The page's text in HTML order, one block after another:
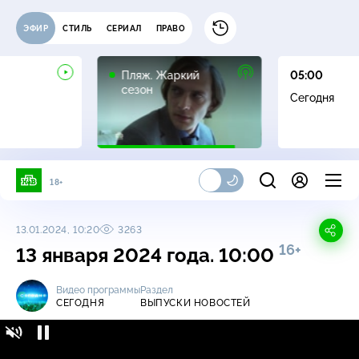
ЭФИР СТИЛЬ СЕРИАЛ ПРАВО
Пляж. Жаркий
сезон
16+
05:00
Сегодня
18+
13.01.2024, 10:20 3263
13 января 2024 года. 10:00 16+
Видео программы
СЕГОДНЯ
Раздел
ВЫПУСКИ НОВОСТЕЙ